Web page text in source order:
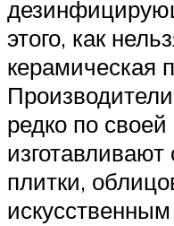
этого, как
керамическая
редко по
плитки,